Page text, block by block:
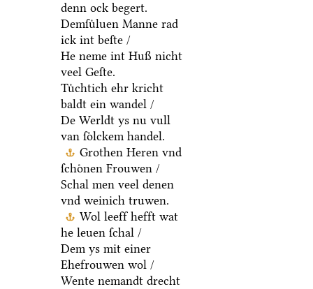
denn ock begert.
Demſuͤluen Manne rad
ick int beſte /
He neme int Huß nicht
veel Geſte.
Tuͤchtich ehr kricht
baldt ein wandel /
De Werldt ys nu vull
van ſoͤlckem handel.
Grothen Heren vnd
ſchoͤnen Frouwen /
Schal men veel denen
vnd weinich truwen.
Wol leeff hefft wat
he leuen ſchal /
Dem ys mit einer
Ehefrouwen wol /
Wente nemandt drecht